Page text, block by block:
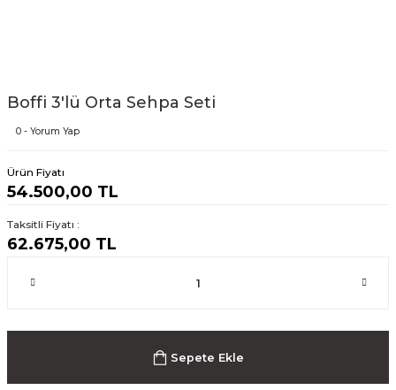
Boffi 3'lü Orta Sehpa Seti
0 - Yorum Yap
Ürün Fiyatı
54.500,00 TL
Taksitli Fiyatı :
62.675,00 TL
Sepete Ekle